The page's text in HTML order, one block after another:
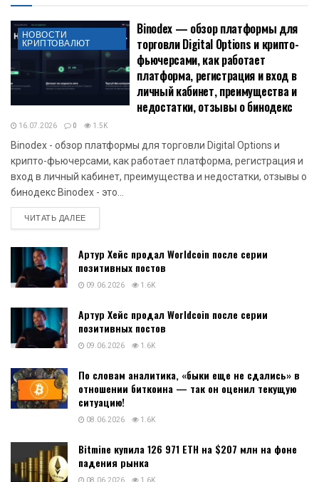
НОВОСТИ
КРИПТОВАЛЮТ
Binodex — обзор платформы для
торговли Digital Options и крипто-
фьючерсами, как работает
платформа, регистрация и вход в
личный кабинет, преимущества и
недостатки, отзывы о бинодекс
16.07.2026 0 1.5K
Binodex - обзор платформы для торговли Digital Options и
крипто-фьючерсами, как работает платформа, регистрация и
вход в личный кабинет, преимущества и недостатки, отзывы о
бинодекс Binodex - это...
ЧИТАТЬ ДАЛЕЕDETAILS
Артур Хейс продал Worldcoin после серии
позитивных постов
09.06.2026 1.6K
Артур Хейс продал Worldcoin после серии
позитивных постов
09.06.2026 1.6K
По словам аналитика, «быки еще не сдались» в
отношении биткоина — так он оценил текущую
ситуацию!
08.06.2026 1.6K
Bitmine купила 126 971 ETH на $207 млн на фоне
падения рынка